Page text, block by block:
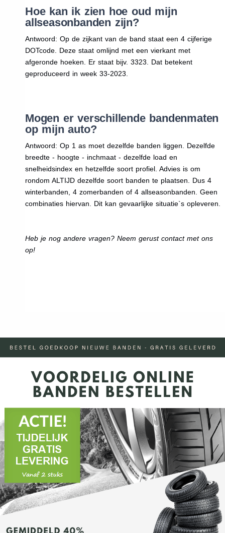
Hoe kan ik zien hoe oud mijn
allseasonbanden zijn?
Antwoord: Op de zijkant van de band staat een 4 cijferige
DOTcode. Deze staat omlijnd met een vierkant met
afgeronde hoeken. Er staat bijv. 3323. Dat betekent
geproduceerd in week 33-2023.
Mogen er verschillende bandenmaten
op mijn auto?
Antwoord: Op 1 as moet dezelfde banden liggen. Dezelfde
breedte - hoogte - inchmaat - dezelfde load en
snelheidsindex en hetzelfde soort profiel. Advies is om
rondom ALTIJD dezelfde soort banden te plaatsen. Dus 4
winterbanden, 4 zomerbanden of 4 allseasonbanden. Geen
combinaties hiervan. Dit kan gevaarlijke situatie`s opleveren.
Heb je nog andere vragen? Neem gerust contact met ons
op!